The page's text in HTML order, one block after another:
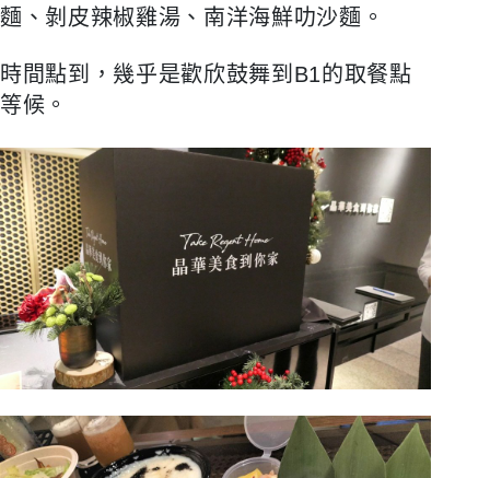
麵、剝皮辣椒雞湯、南洋海鮮叻沙麵。
時間點到，幾乎是歡欣鼓舞到B1的取餐點
等候。